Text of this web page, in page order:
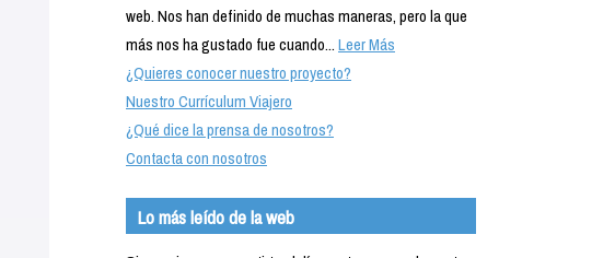
web. Nos han definido de muchas maneras, pero la que
más nos ha gustado fue cuando...Leer Más
¿Quieres conocer nuestro proyecto?
Nuestro Currículum Viajero
¿Qué dice la prensa de nosotros?
Contacta con nosotros
Lo más leído de la web